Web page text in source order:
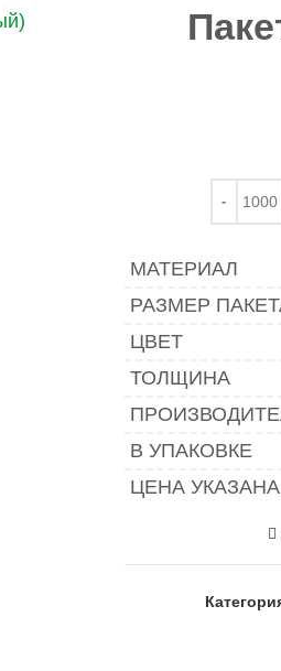
МАТЕРИАЛ
РАЗМЕР
ЦВЕТ
ТОЛЩИНА
В УПАКОВКЕ
ЦЕНА УКАЗАНА